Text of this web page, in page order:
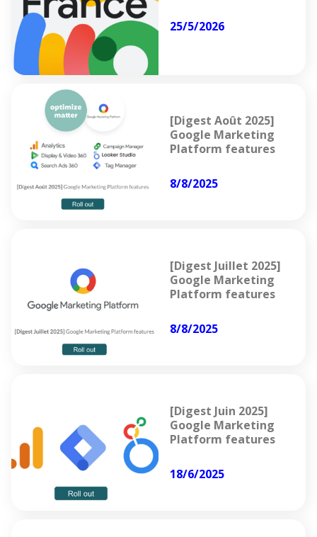
25/5/2026
[Digest Août 2025]
Google Marketing
Platform features
8/8/2025
[Digest Juillet 2025]
Google Marketing
Platform features
8/8/2025
[Digest Juin 2025]
Google Marketing
Platform features
18/6/2025